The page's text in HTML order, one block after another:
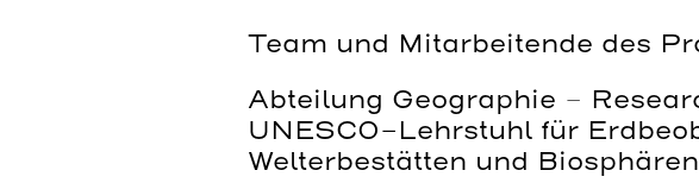
Team und Mitarbeitende des
Abteilung Geographie –
UNESCO-Lehrstuhl für
Welterbestätten und